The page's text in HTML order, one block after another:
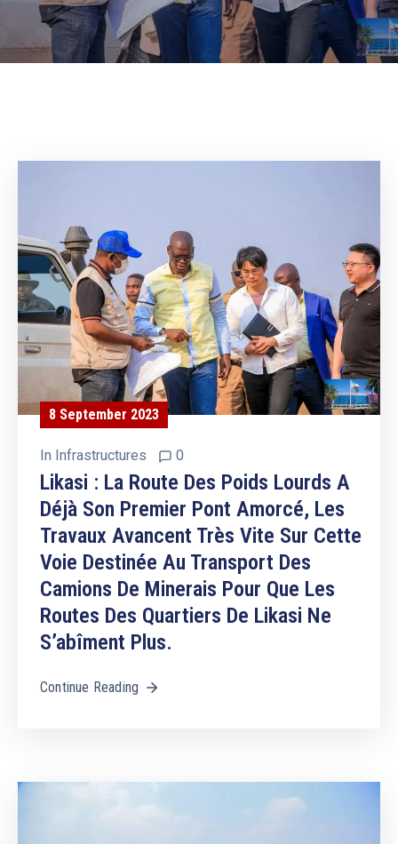
Contacts
8 September 2023
In Infrastructures 0
Likasi : La Route Des Poids Lourds A
Déjà Son Premier Pont Amorcé, Les
Travaux Avancent Très Vite Sur Cette
Voie Destinée Au Transport Des
Camions De Minerais Pour Que Les
Routes Des Quartiers De Likasi Ne
S’abîment Plus.
Continue Reading